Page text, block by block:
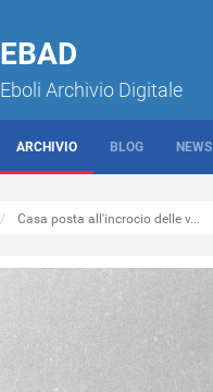
EBAD
Eboli Archivio Digitale
ARCHIVIO BLOG NEWS
Casa posta all'incrocio delle v...